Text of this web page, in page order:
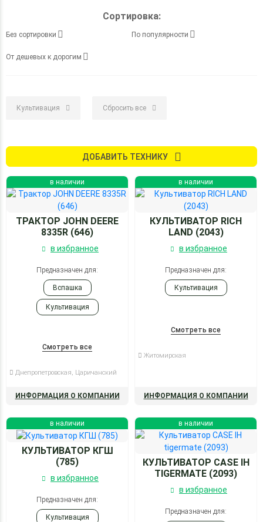
Сортировка:
Без сортировки По популярности
От дешевых к дорогим
Культивация Сбросить все
ДОБАВИТЬ ТЕХНИКУ
в наличии
ТРАКТОР JOHN DEERE
8335R (646)
в избранное
Предназначен для:
Вспашка
Культивация
Смотреть все
Днепропетровская, Царичанский
ИНФОРМАЦИЯ О КОМПАНИИ
в наличии
КУЛЬТИВАТОР RICH
LAND (2043)
в избранное
Предназначен для:
Культивация
Смотреть все
Житомирская
ИНФОРМАЦИЯ О КОМПАНИИ
в наличии
КУЛЬТИВАТОР КГШ
(785)
в избранное
Предназначен для:
Культивация
в наличии
КУЛЬТИВАТОР CASE IH
TIGERMATE (2093)
в избранное
Предназначен для: